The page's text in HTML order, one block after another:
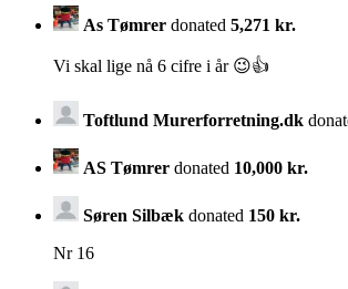
As Tømrer donated 5,271 kr.
Vi skal lige nå 6 cifre i år 😉👍
Toftlund Murerforretning.dk
AS Tømrer donated 10,000 kr.
Søren Silbæk donated 150 kr.
Nr 16